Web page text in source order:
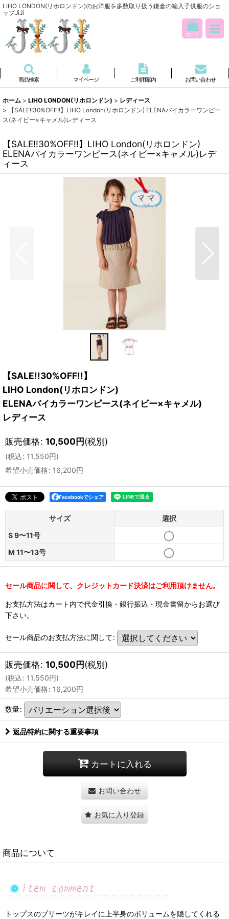
LIHO LONDON(リホロンドン)のお洋服を多数取り扱う鎌倉の輸入子供服のショ
ップJiJi
カート
商品検索 マイページ ご利用案内 お問い合わせ
ホーム > LIHO LONDON(リホロンドン) > レディース
>
【SALE!!30%OFF!!】LIHO London(リホロンドン) ELENAバイカラーワンピー
ス(ネイビー×キャメル)レディース
【SALE!!30%OFF!!】LIHO London(リホロンドン)
ELENAバイカラーワンピース(ネイビー×キャメル)レデ
ィース
【SALE!!30%OFF!!】
LIHO London(リホロンドン)
ELENAバイカラーワンピース(ネイビー×キャメル)
レディース
販売価格: 10,500円(税別)
(税込: 11,550円)
希望小売価格: 16,200円
Facebookでシェア
サイズ
選択
S 9〜11号
M 11〜13号
セール商品に関して、クレジットカード決済はご利用頂けません。
お支払方法はカート内で代金引換・銀行振込・現金書留からお選び
下さい。
セール商品のお支払方法に関して:
販売価格: 10,500円(税別)
(税込: 11,550円)
希望小売価格: 16,200円
数量:
返品特約に関する重要事項
カートに入れる
お問い合わせ
お気に入り登録
商品について
トップスのプリーツがキレイに上半身のボリュームを隠してくれる